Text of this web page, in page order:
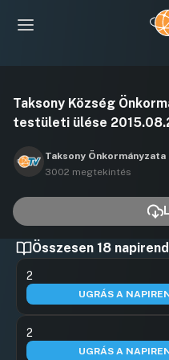
Taksony Község
testületi ülése
Taksony Önkormányzata
3002 megtekintés
Összesen 18
2
UGRÁS A
2
UGRÁS A